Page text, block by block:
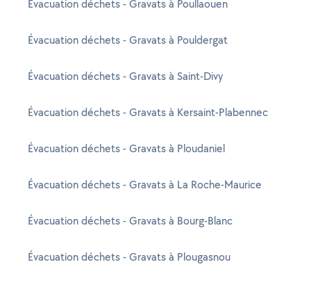
Évacuation déchets - Gravats à Poullaouen
Évacuation déchets - Gravats à Pouldergat
Évacuation déchets - Gravats à Saint-Divy
Évacuation déchets - Gravats à Kersaint-Plabennec
Évacuation déchets - Gravats à Ploudaniel
Évacuation déchets - Gravats à La Roche-Maurice
Évacuation déchets - Gravats à Bourg-Blanc
Évacuation déchets - Gravats à Plougasnou